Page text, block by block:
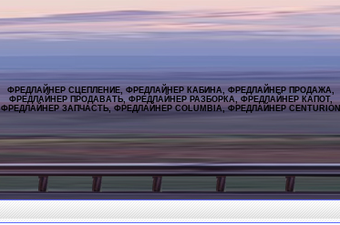
ФРЕДЛАЙНЕР СЦЕПЛЕНИЕ, ФРЕДЛАЙНЕР КАБИНА, ФРЕДЛАЙНЕР ПРОДАЖА,
ФРЕДЛАЙНЕР ПРОДАВАТЬ, ФРЕДЛАЙНЕР РАЗБОРКА, ФРЕДЛАЙНЕР КАПОТ,
ФРЕДЛАЙНЕР ЗАПЧАСТЬ, ФРЕДЛАЙНЕР COLUMBIA, ФРЕДЛАЙНЕР CENTURION